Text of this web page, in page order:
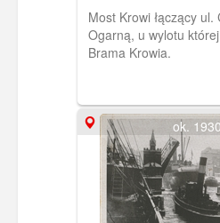
Krowi, Danzig
Kuhnbrücke
Most Krowi łączący ul.
Ogarną, u wylotu
Brama Krowia.
ok. 1930